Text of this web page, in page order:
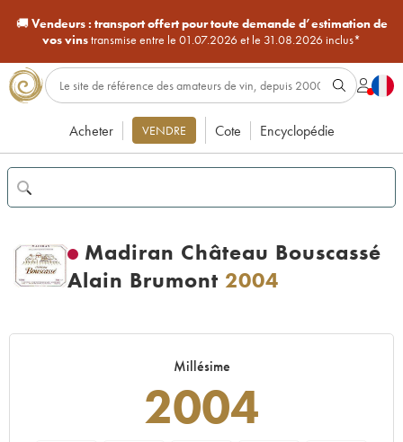
🚚Vendeurs : transport offert pour toute demande d’estimation de
vos vinstransmise entre le 01.07.2026 et le 31.08.2026 inclus*
Acheter VENDRE Cote Encyclopédie
Madiran Château Bouscassé
Alain Brumont 2004
Millésime
2004